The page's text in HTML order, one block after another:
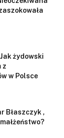
żydowski
z
w Polsce
Błaszczyk ,